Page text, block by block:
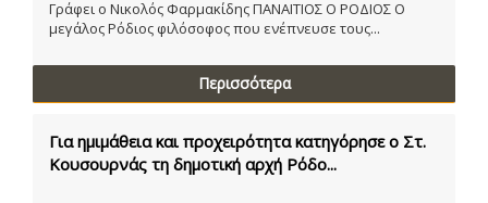
Γράφει ο Νικολός Φαρμακίδης ΠΑΝΑΙΤΙΟΣ Ο ΡΟΔΙΟΣ Ο
μεγάλος Ρόδιος φιλόσοφος που ενέπνευσε τους...
Περισσότερα
Για ημιμάθεια και προχειρότητα κατηγόρησε ο Στ.
Κουσουρνάς τη δημοτική αρχή Ρόδο...